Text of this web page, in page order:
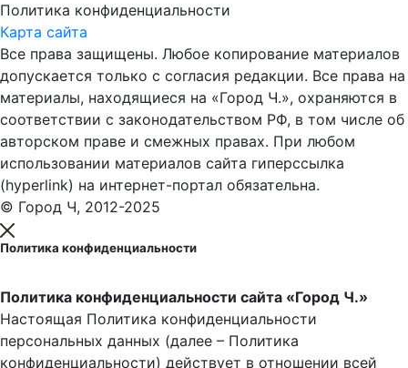
Политика конфиденциальности
Карта сайта
Все права защищены. Любое копирование материалов
допускается только с согласия редакции. Все права на
материалы, находящиеся на «Город Ч.», охраняются в
соответствии с законодательством РФ, в том числе об
авторском праве и смежных правах. При любом
использовании материалов сайта гиперссылка
(hyperlink) на интернет-портал обязательна.
© Город Ч, 2012-2025
Политика конфиденциальности
Политика конфиденциальности сайта «Город Ч.»
Настоящая Политика конфиденциальности
персональных данных (далее – Политика
конфиденциальности) действует в отношении всей